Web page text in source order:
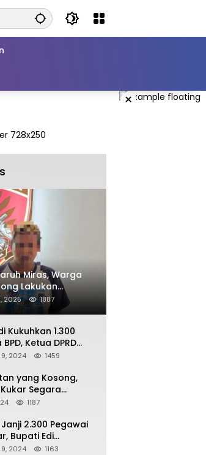
×
Miras, Warga
Lakukan
Kepada
2025 1887
Kukuhkan 1.300
Ketua DPRD
Tupoksi
Secara Merata
2024 1459
yang Kosong,
Segara
yang
1187
2.300 Pegawai
Bupati Edi
Ingatkan
2024 1163